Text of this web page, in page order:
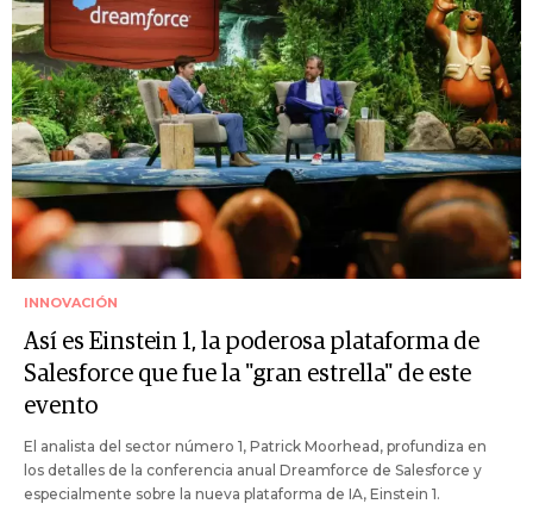
INNOVACIÓN
Así es Einstein 1, la poderosa plataforma de
Salesforce que fue la "gran estrella" de este
evento
El analista del sector número 1, Patrick Moorhead, profundiza en
los detalles de la conferencia anual Dreamforce de Salesforce y
especialmente sobre la nueva plataforma de IA, Einstein 1.